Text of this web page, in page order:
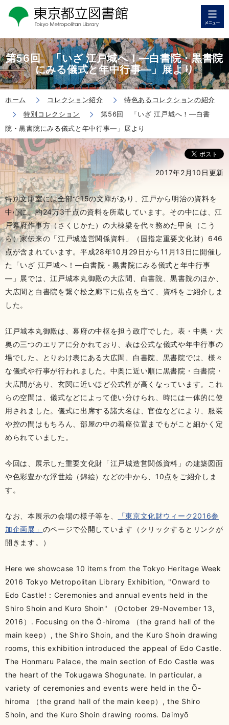
第56回 「いざ 江戸城へ！―白書院・黒書院
にみる儀式と年中行事―」展より
ホーム コレクション紹介
特色あるコレクションの紹介
特別コレクション
第56回 「いざ 江戸城へ！―白書
院・黒書院にみる儀式と年中行事―」展より
2017年2月10日更新
特別文庫室には全部で15の文庫があり、江戸から明治の資料を
中心に、約24万3千点の資料を所蔵しています。その中には、江
戸幕府作事方（さくじかた）の大棟梁を代々務めた甲良（こう
ら）家伝来の「江戸城造営関係資料」（国指定重要文化財）646
点が含まれています。平成28年10月29日から11月13日に開催し
た「いざ 江戸城へ！―白書院・黒書院にみる儀式と年中行事
―」展では、江戸城本丸御殿の大広間、白書院、黒書院のほか、
大広間と白書院を繋ぐ松之廊下に焦点を当て、資料をご紹介しま
した。
江戸城本丸御殿は、幕府の中枢を担う政庁でした。表・中奥・大
奥の三つのエリアに分かれており、表は公式な儀式や年中行事の
場でした。とりわけ表にある大広間、白書院、黒書院では、様々
な儀式や行事が行われました。中奥に近い順に黒書院・白書院・
大広間があり、玄関に近いほど公式性が高くなっています。これ
らの空間は、儀式などによって使い分けられ、時には一体的に使
用されました。儀式に出席する諸大名は、官位などにより、服装
や控の間はもちろん、部屋の中の着座位置までもがこと細かく定
められていました。
今回は、展示した重要文化財「江戸城造営関係資料」の建築図面
や色彩豊かな浮世絵（錦絵）などの中から、10点をご紹介しま
す。
なお、本展示の会場の様子等を、
「東京文化財ウィーク2016参
加企画展」 のページで公開しています（クリックするとリンクが
開きます。）
Here we showcase 10 items from the Tokyo Heritage Week
2016 Tokyo Metropolitan Library Exhibition, "Onward to
Edo Castle! : Ceremonies and annual events held in the
Shiro Shoin and Kuro Shoin" （October 29-November 13,
2016）. Focusing on the Ō-hiroma （the grand hall of the
main keep）, the Shiro Shoin, and the Kuro Shoin drawing
rooms, this exhibition introduced the appeal of Edo Castle.
The Honmaru Palace, the main section of Edo Castle was
the heart of the Tokugawa Shogunate. In particular, a
variety of ceremonies and events were held in the Ō-
hiroma （the grand hall of the main keep）, the Shiro
Shoin, and the Kuro Shoin drawing rooms. Daimyō